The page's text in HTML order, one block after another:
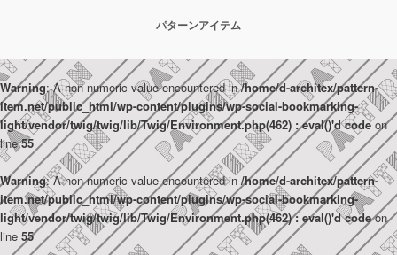
パターンアイテム
Warning: A non-numeric value encountered in/home/d-architex/pattern-
item.net/public_html/wp-content/plugins/wp-social-bookmarking-
light/vendor/twig/twig/lib/Twig/Environment.php(462) : eval()'d codeon
line55
Warning: A non-numeric value encountered in /home/d-architex/pattern-
item.net/public_html/wp-content/plugins/wp-social-bookmarking-
light/vendor/twig/twig/lib/Twig/Environment.php(462) : eval()'d codeon
line 55